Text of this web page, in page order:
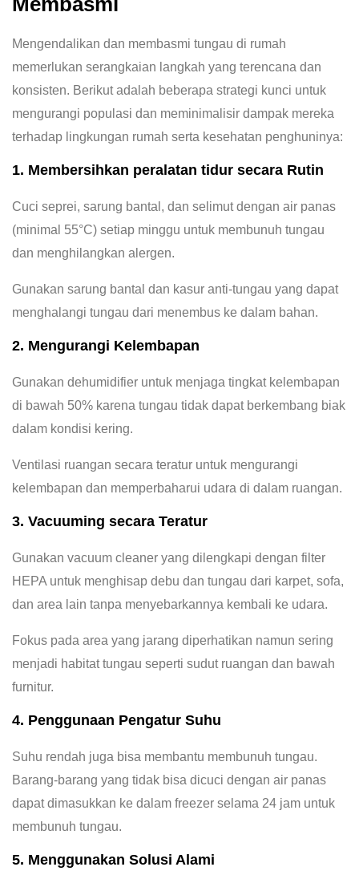
Mengendalikan dan membasmi tungau di rumah
memerlukan serangkaian langkah yang terencana dan
konsisten. Berikut adalah beberapa strategi kunci untuk
mengurangi populasi dan meminimalisir dampak mereka
terhadap lingkungan rumah serta kesehatan penghuninya:
1. Membersihkan peralatan tidur secara Rutin
Cuci seprei, sarung bantal, dan selimut dengan air panas
(minimal 55°C) setiap minggu untuk membunuh tungau
dan menghilangkan alergen.
Gunakan sarung bantal dan kasur anti-tungau yang dapat
menghalangi tungau dari menembus ke dalam bahan.
2. Mengurangi Kelembapan
Gunakan dehumidifier untuk menjaga tingkat kelembapan
di bawah 50% karena tungau tidak dapat berkembang biak
dalam kondisi kering.
Ventilasi ruangan secara teratur untuk mengurangi
kelembapan dan memperbaharui udara di dalam ruangan.
3. Vacuuming secara Teratur
Gunakan vacuum cleaner yang dilengkapi dengan filter
HEPA untuk menghisap debu dan tungau dari karpet, sofa,
dan area lain tanpa menyebarkannya kembali ke udara.
Fokus pada area yang jarang diperhatikan namun sering
menjadi habitat tungau seperti sudut ruangan dan bawah
furnitur.
4. Penggunaan Pengatur Suhu
Suhu rendah juga bisa membantu membunuh tungau.
Barang-barang yang tidak bisa dicuci dengan air panas
dapat dimasukkan ke dalam freezer selama 24 jam untuk
membunuh tungau.
5. Menggunakan Solusi Alami